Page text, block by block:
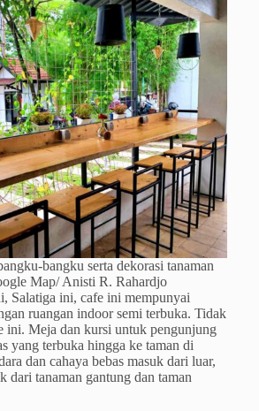
bangku serta dekorasi tanaman
Map/ Anisti R. Rahardjo
Salatiga ini, cafe ini mempunyai
ruangan indoor semi terbuka. Tidak
ini. Meja dan kursi untuk pengunjung
yang terbuka hingga ke taman di
dan cahaya bebas masuk dari luar,
dari tanaman gantung dan taman